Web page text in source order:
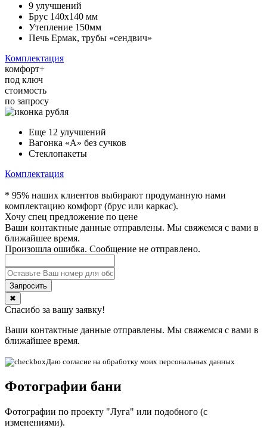
9 улучшений
Брус 140х140 мм
Утепление 150мм
Печь Ермак, трубы «сендвич»
Комплектация
комфорт+
под ключ
стоимость
по запросу
Еще 12 улучшений
Вагонка «А» без сучков
Стеклопакеты
Комплектация
* 95% наших клиентов выбирают продуманную нами
комплектацию комфорт (брус или каркас).
Хочу спец предложение по цене
Ваши контактные данные отправлены. Мы свяжемся с вами в
ближайшее время.
Произошла ошибка. Сообщение не отправлено.
✖
Спасибо за вашу заявку!
Ваши контактные данные отправлены. Мы свяжемся с вами в
ближайшее время.
Даю согласие на обработку моих персональных данных
Фотографии бани
Фотографии по проекту "Луга" или подобного (с
изменениями).